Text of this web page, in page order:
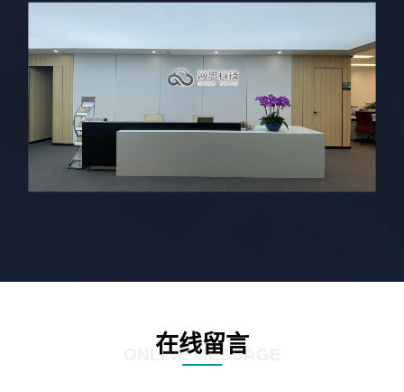
在线留言
ONLINE MESSAGE